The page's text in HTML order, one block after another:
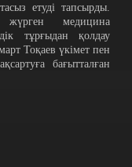
етуді тапсырды.
жүрген медицина
тұрғыдан қолдау
Тоқаев үкімет пен
бағытталған